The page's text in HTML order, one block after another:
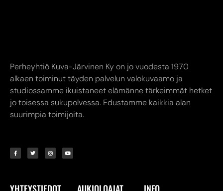
Kuva-Järvinen KY
Annankatu
myymälä. (02) 731